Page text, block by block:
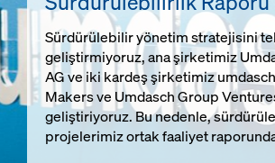
Sürdürülebilir yönetim stratejisini
geliştirmiyoruz, ana şirketimiz
AG ve iki kardeş şirketimiz
Makers ve Umdasch Group
geliştiriyoruz. Bu nedenle,
projelerimiz ortak faaliyet